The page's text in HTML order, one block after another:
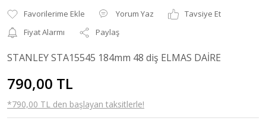
Yorum Yaz
Tavsiye Et
Fiyat Alarmı
Paylaş
STANLEY STA15545 184mm 48 diş ELMAS DAİRE
790,00 TL
*790,00 TL den başlayan taksitlerle!